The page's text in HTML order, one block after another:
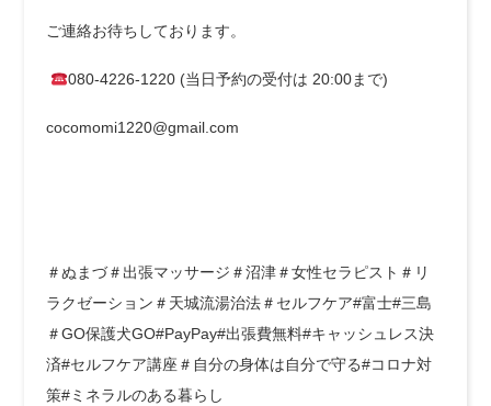
ご連絡お待ちしております。
080-4226-1220 (当日予約の受付は 20:00まで)
cocomomi1220@gmail.com
＃ぬまづ＃出張マッサージ＃沼津＃女性セラピスト＃リ
ラクゼーション＃天城流湯治法＃セルフケア#富士#三島
＃GO保護犬GO#PayPay#出張費無料#キャッシュレス決
済#セルフケア講座＃自分の身体は自分で守る#コロナ対
策#ミネラルのある暮らし